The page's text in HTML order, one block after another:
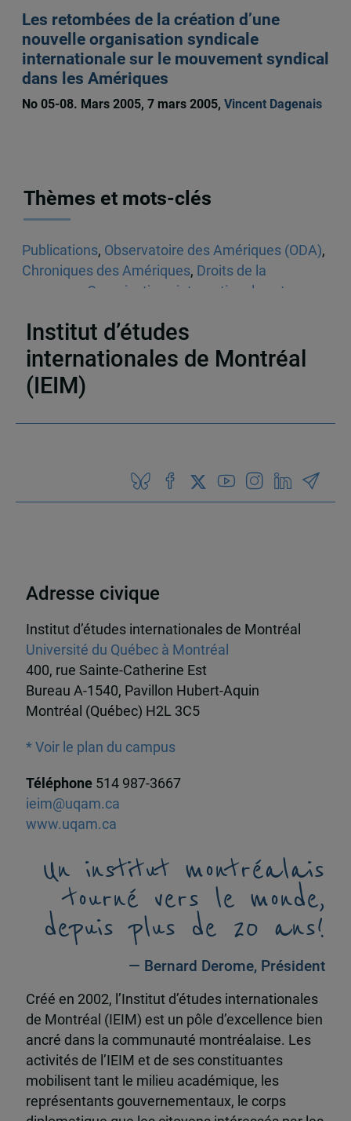
Les retombées de la création d’une
nouvelle organisation syndicale
internationale sur le mouvement syndical
dans les Amériques
No 05-08. Mars 2005, 7 mars 2005, Vincent Dagenais
Thèmes et mots-clés
Publications, Observatoire des Amériques (ODA),
Chroniques des Amériques, Droits de la
Organisations internationales et
Institut d’études
internationales de Montréal
(IEIM)
Adresse civique
Institut d’études internationales de Montréal
Université du Québec à Montréal
400, rue Sainte-Catherine Est
Bureau A-1540, Pavillon Hubert-Aquin
Montréal (Québec) H2L 3C5
* Voir le plan du campus
Téléphone 514 987-3667
ieim@uqam.ca
www.uqam.ca
Un institut montréalais
tourné vers le monde,
depuis plus de 20 ans!
— Bernard Derome, Président
Créé en 2002, l’Institut d’études internationales
de Montréal (IEIM) est un pôle d’excellence bien
ancré dans la communauté montréalaise. Les
activités de l’IEIM et de ses constituantes
mobilisent tant le milieu académique, les
représentants gouvernementaux, le corps